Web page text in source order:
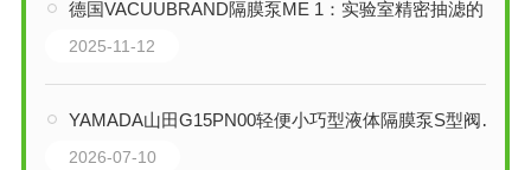
德国VACUUBRAND隔膜泵ME 1：实验室精密抽滤的可靠伙伴
2025-11-12
YAMADA山田G15PN00轻便小巧型液体隔膜泵S型阀芯技术解析
2026-07-10